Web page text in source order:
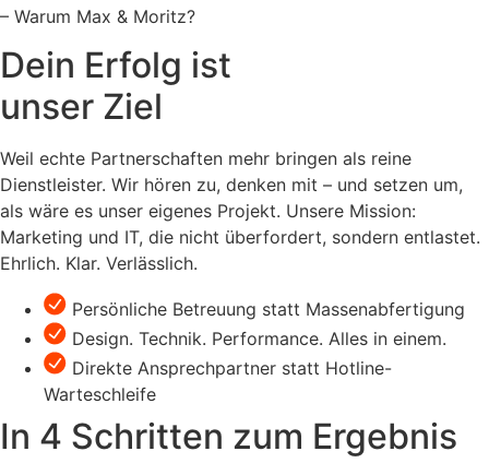
– Warum Max & Moritz?
Dein Erfolg ist
unser Ziel
Weil echte Partnerschaften mehr bringen als reine
Dienstleister. Wir hören zu, denken mit – und setzen um,
als wäre es unser eigenes Projekt. Unsere Mission:
Marketing und IT, die nicht überfordert, sondern entlastet.
Ehrlich. Klar. Verlässlich.
Persönliche Betreuung statt Massenabfertigung
Design. Technik. Performance. Alles in einem.
Direkte Ansprechpartner statt Hotline-
Warteschleife
In 4 Schritten zum Ergebnis